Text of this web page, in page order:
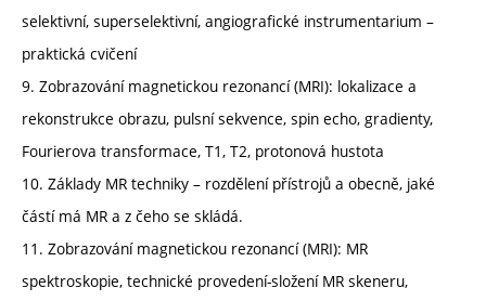
selektivní, superselektivní, angiografické instrumentarium –
praktická cvičení
9. Zobrazování magnetickou rezonancí (MRI): lokalizace a
rekonstrukce obrazu, pulsní sekvence, spin echo, gradienty,
Fourierova transformace, T1, T2, protonová hustota
10. Základy MR techniky – rozdělení přístrojů a obecně, jaké
částí má MR a z čeho se skládá.
11. Zobrazování magnetickou rezonancí (MRI): MR
spektroskopie, technické provedení-složení MR skeneru,